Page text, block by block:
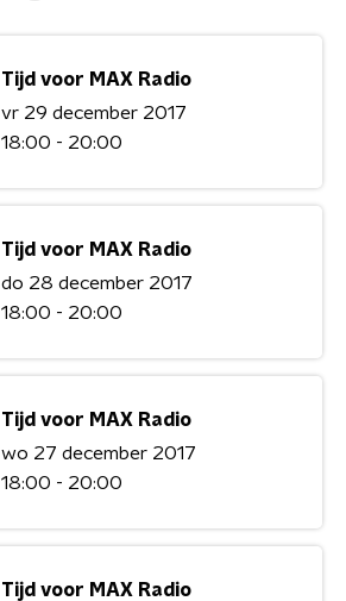
Tijd voor MAX Radio
vr 29 december 2017
18:00 - 20:00
Tijd voor MAX Radio
do 28 december 2017
18:00 - 20:00
Tijd voor MAX Radio
wo 27 december 2017
18:00 - 20:00
Tijd voor MAX Radio